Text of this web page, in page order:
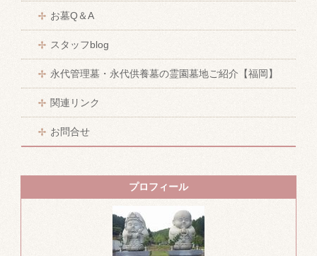
お墓Q＆A
スタッフblog
永代管理墓・永代供養墓の霊園墓地ご紹介【福岡】
関連リンク
お問合せ
プロフィール